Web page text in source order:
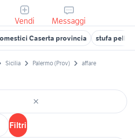
Vendi Messaggi
Caserta provincia stufa pellet
Sicilia Palermo (Prov) affare
Filtri